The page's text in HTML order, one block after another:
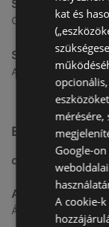
Spar
Csarnok utca 10.,
Spar
Arany jános utca
Egyéb
CÍM
Aldi
Ágfalvi út 4/A., 9400
kat és
mérésére,
Google-
A cookie-